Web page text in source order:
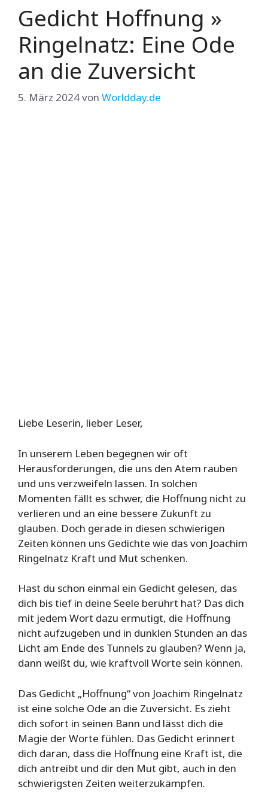
Gedicht Hoffnung »
Ringelnatz: Eine Ode
an die Zuversicht
5. März 2024von Worldday.de
Liebe Leserin, lieber Leser,
In unserem Leben begegnen wir oft
Herausforderungen, die uns den Atem rauben
und uns verzweifeln lassen. In solchen
Momenten fällt es schwer, die Hoffnung nicht zu
verlieren und an eine bessere Zukunft zu
glauben. Doch gerade in diesen schwierigen
Zeiten können uns Gedichte wie das von Joachim
Ringelnatz Kraft und Mut schenken.
Hast du schon einmal ein Gedicht gelesen, das
dich bis tief in deine Seele berührt hat? Das dich
mit jedem Wort dazu ermutigt, die Hoffnung
nicht aufzugeben und in dunklen Stunden an das
Licht am Ende des Tunnels zu glauben? Wenn ja,
dann weißt du, wie kraftvoll Worte sein können.
Das Gedicht „Hoffnung“ von Joachim Ringelnatz
ist eine solche Ode an die Zuversicht. Es zieht
dich sofort in seinen Bann und lässt dich die
Magie der Worte fühlen. Das Gedicht erinnert
dich daran, dass die Hoffnung eine Kraft ist, die
dich antreibt und dir den Mut gibt, auch in den
schwierigsten Zeiten weiterzukämpfen.